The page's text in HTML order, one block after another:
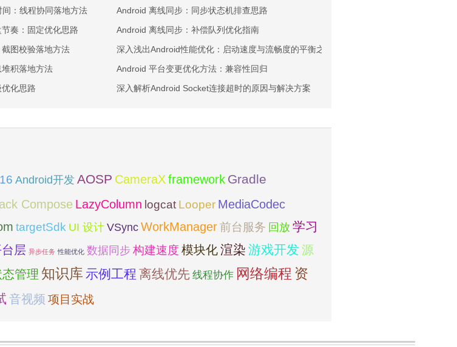
：线程协同落地方法
奏：固定优化思路
图校验落地方法
积落地方法
化思路
Android 离线同步：同步状态机排查思路
Android 离线同步：补偿队列优化指南
深入浅出Android性能优化：启动速度与流畅度的平衡之道
Android 平台变更优化方法：兼容性回归
深入解析Android Socket连接超时的原因与解决方案
Android开发 AOSP CameraXframework Gradle
Compose LazyColumn logcat Looper MediaCodec
targetSdk UI 设计 VSyncWorkManager前台服务 回放 学习
层 异步任务 性能优化 数据同步 构建速度 模块化渲染 游戏开发 源
管理 知识库 示例工程 离线优先 线程协作 网络编程 资
音视频 项目实战